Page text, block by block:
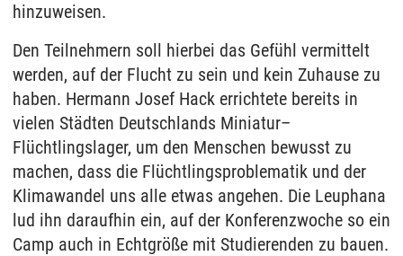
hinzuweisen.
Den Teilnehmern soll hierbei das Gefühl vermittelt
werden, auf der Flucht zu sein und kein Zuhause zu
haben. Hermann Josef Hack errichtete bereits in
vielen Städten Deutschlands Miniatur–
Flüchtlingslager, um den Menschen bewusst zu
machen, dass die Flüchtlingsproblematik und der
Klimawandel uns alle etwas angehen. Die Leuphana
lud ihn daraufhin ein, auf der Konferenzwoche so ein
Camp auch in Echtgröße mit Studierenden zu bauen.